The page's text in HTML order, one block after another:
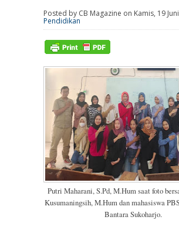
Posted by CB Magazine on Kamis, 19
Pendidikan
Putri Maharani, S.Pd, M.Hum saat foto
Kusumaningsih, M.Hum dan mahasiswa
Bantara Sukoharjo.